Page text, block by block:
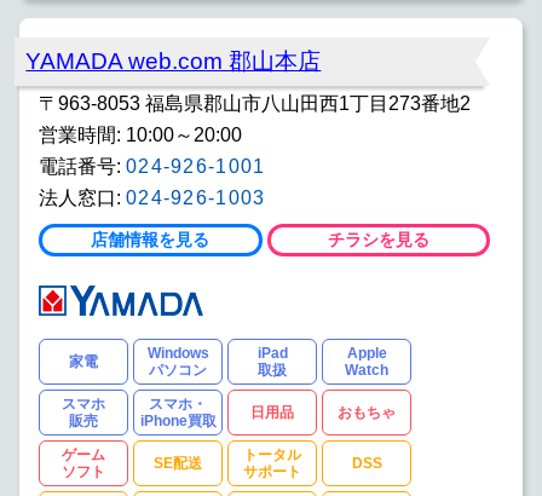
YAMADA web.com 郡山本店
〒963-8053 福島県郡山市八山田西1丁目273番地2
営業時間: 10:00～20:00
電話番号: 024-926-1001
法人窓口: 024-926-1003
店舗情報を見る チラシを見る
家電
Windows
パソコン
iPad
取扱
Apple
Watch
スマホ
販売
スマホ・
iPhone買取
日用品 おもちゃ
ゲーム
ソフト
SE配送
トータル
サポート
DSS